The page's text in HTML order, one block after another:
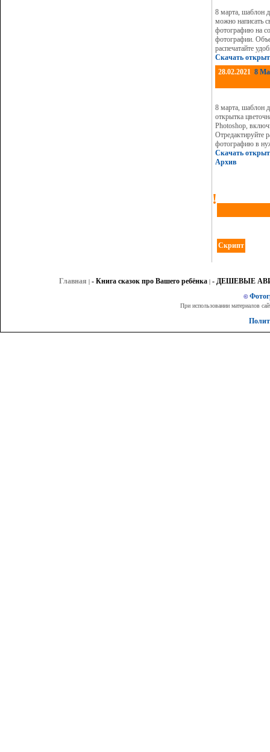
8 марта, шаблон
можно написать
фотографию на
фотографии.
распечатайте
Скачать
28.02.2021 8
8 марта, шаблон
открытка
Photoshop,
Отредактируйте
фотографию в
Скачать
Архив
!
Скрипт
Главная | - Книга сказок про Вашего ребёнка | - ДЕШЕВЫЕ
©
При использовании материалов